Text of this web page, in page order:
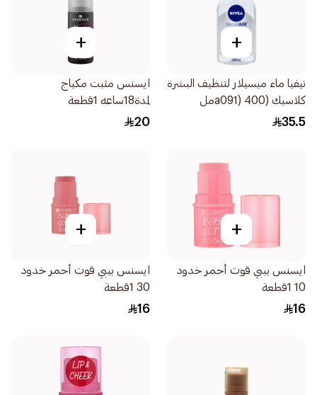
+
نيفيا ماء ميسيلار لتنظيف البشرة
كلاسيك (a091) 400مل
35.5
+
ايسنس مثبت مكياج
لمدة18ساعه 1قطعة
20
+
ايسنس بيبي قوت أحمر خدود
10 1قطعة
16
+
ايسنس بيبي قوت أحمر خدود
30 1قطعة
16